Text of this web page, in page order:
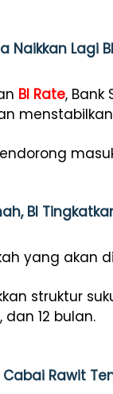
Naikkan Lagi
BI Rate,
BI
yang akan
struktur
dan 12 bulan.
Cabai Rawit